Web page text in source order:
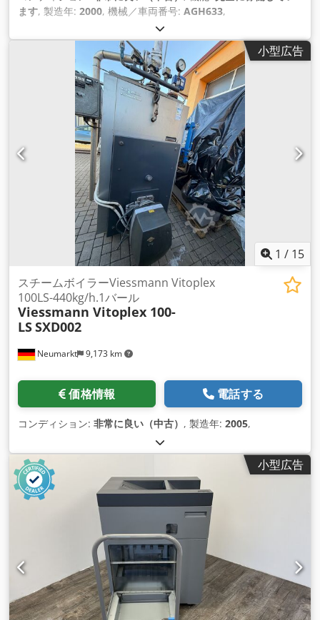
ます, 製造年: 2000, 機械／車両番号: AGH633,
小型広告
1 / 15
Neumarkt 9,173 km
スチームボイラーViessmann Vitoplex
100LS-440kg/h.1バール
Viessmann Vitoplex 100-
LSSXD002
価格情報 電話する
コンディション: 非常に良い（中古） , 製造年: 2005,
小型広告